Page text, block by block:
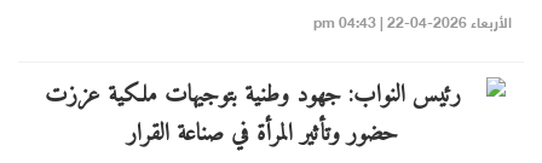
الأربعاء 2026-04-22 | 04:43 pm